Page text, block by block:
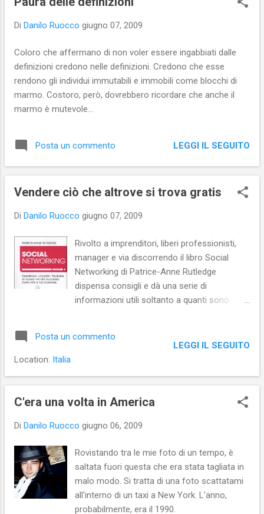
arriva fino ai giorni nostri, con l’ottima
dall'Alfa Romeo per il lancio europeo della
Mito. Il libro si sofferma su ogni tipo di
opzione che è possibile scegliere per
reclamizzare i propri prodotti tramite
internet: dall'uso dei banner, al SEM (Search
hoc, alluso dei social network (tenendo ben
Di Danilo Ruocco giugno 07, 2009
Coloro che affermano di non voler essere ingabbiati dalle
definizioni credono nelle definizioni. Credono che esse
rendono gli individui immutabili e immobili come blocchi di
marmo. Costoro, però, dovrebbero ricordare che anche il
marmo è mutevole...
Posta un commento LEGGI IL SEGUITO
Vendere ciò che altrove si trova gratis
Di Danilo Ruocco giugno 07, 2009
Rivolto a imprenditori, liberi professionisti,
manager e via discorrendo il libro Social
Networking di Patrice-Anne Rutledge
dispensa consigli e dà una serie di
informazioni utili soltanto a quanti sono
ma non si sono mai iscritti a uno di tali
network o per gestirne uno già aperto, né per
aprire un proprio social network. Il libro è e
l’orientamento di quanti vogliano trarre un
network, sfruttando le capacità relazionali
individuali espandibili proprio grazie alle reti
sociali on line. Il libro, dunque, suggerisce
metodi di marketing e dà qualche buona
Posta un commento
Location: Italia
LEGGI IL SEGUITO
C'era una volta in America
Di Danilo Ruocco giugno 06, 2009
Rovistando tra le mie foto di un tempo, è
saltata fuori questa che era stata tagliata in
malo modo. Si tratta di una foto scattatami
all'interno di un taxi a New York. L'anno,
probabilmente, era il 1990.